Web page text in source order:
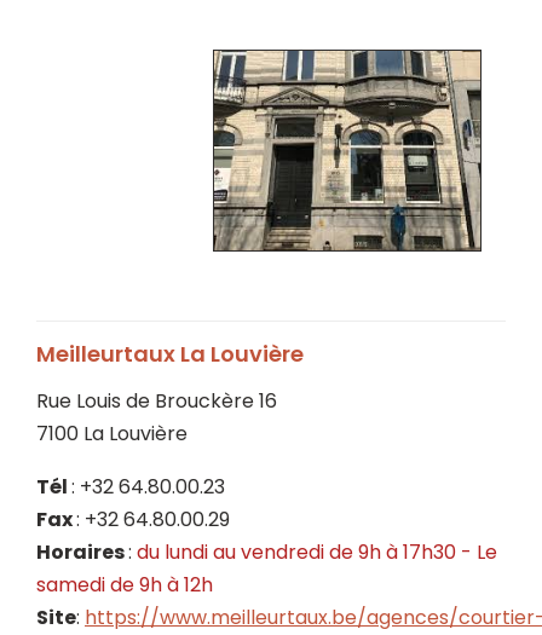
Meilleurtaux La Louvière
Rue Louis de Brouckère 16
7100 La Louvière
Tél: +32 64.80.00.23
Fax: +32 64.80.00.29
Horaires: du lundi au vendredi de 9h à 17h30 - Le
samedi de 9h à 12h
Site: https://www.meilleurtaux.be/agences/